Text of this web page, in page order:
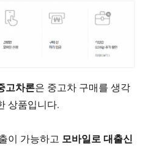
고차론은 중고차 구매를 생각
상품입니다.
이 가능하고 모바일로 대출신